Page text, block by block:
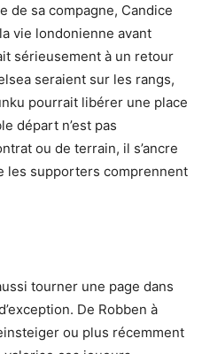
de sa compagne, Candice
vie londonienne avant
sérieusement à un retour
seraient sur les rangs,
pourrait libérer une place
départ n’est pas
ou de terrain, il s’ancre
les supporters comprennent
tourner une page dans
De Robben à
ou plus récemment